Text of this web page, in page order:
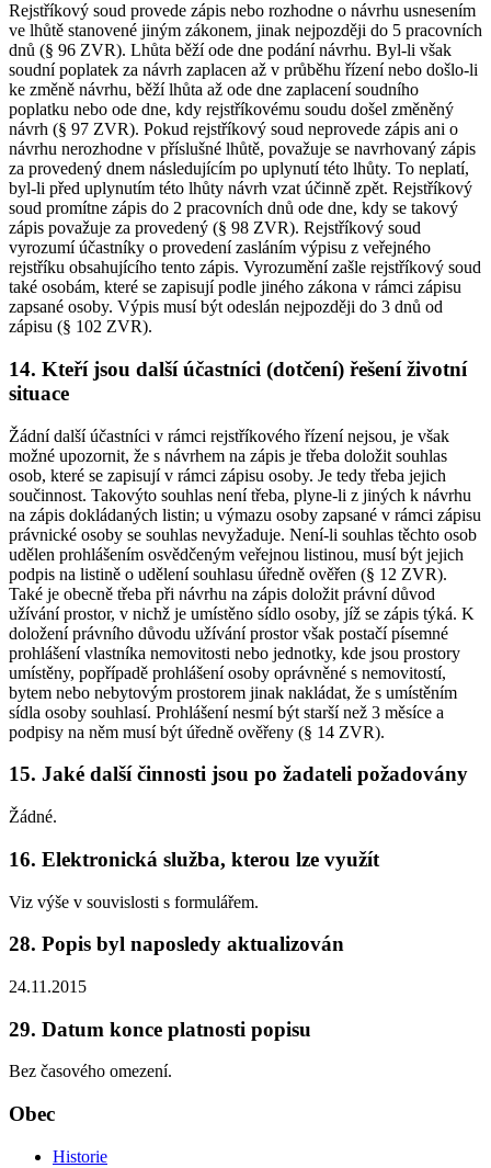
Rejstříkový soud provede zápis nebo rozhodne o návrhu usnesením
ve lhůtě stanovené jiným zákonem, jinak nejpozději do 5 pracovních
dnů (§ 96 ZVR). Lhůta běží ode dne podání návrhu. Byl-li však
soudní poplatek za návrh zaplacen až v průběhu řízení nebo došlo-li
ke změně návrhu, běží lhůta až ode dne zaplacení soudního
poplatku nebo ode dne, kdy rejstříkovému soudu došel změněný
návrh (§ 97 ZVR). Pokud rejstříkový soud neprovede zápis ani o
návrhu nerozhodne v příslušné lhůtě, považuje se navrhovaný zápis
za provedený dnem následujícím po uplynutí této lhůty. To neplatí,
byl-li před uplynutím této lhůty návrh vzat účinně zpět. Rejstříkový
soud promítne zápis do 2 pracovních dnů ode dne, kdy se takový
zápis považuje za provedený (§ 98 ZVR). Rejstříkový soud
vyrozumí účastníky o provedení zasláním výpisu z veřejného
rejstříku obsahujícího tento zápis. Vyrozumění zašle rejstříkový soud
také osobám, které se zapisují podle jiného zákona v rámci zápisu
zapsané osoby. Výpis musí být odeslán nejpozději do 3 dnů od
zápisu (§ 102 ZVR).
14. Kteří jsou další účastníci (dotčení) řešení životní
situace
Žádní další účastníci v rámci rejstříkového řízení nejsou, je však
možné upozornit, že s návrhem na zápis je třeba doložit souhlas
osob, které se zapisují v rámci zápisu osoby. Je tedy třeba jejich
součinnost. Takovýto souhlas není třeba, plyne-li z jiných k návrhu
na zápis dokládaných listin; u výmazu osoby zapsané v rámci zápisu
právnické osoby se souhlas nevyžaduje. Není-li souhlas těchto osob
udělen prohlášením osvědčeným veřejnou listinou, musí být jejich
podpis na listině o udělení souhlasu úředně ověřen (§ 12 ZVR).
Také je obecně třeba při návrhu na zápis doložit právní důvod
užívání prostor, v nichž je umístěno sídlo osoby, jíž se zápis týká. K
doložení právního důvodu užívání prostor však postačí písemné
prohlášení vlastníka nemovitosti nebo jednotky, kde jsou prostory
umístěny, popřípadě prohlášení osoby oprávněné s nemovitostí,
bytem nebo nebytovým prostorem jinak nakládat, že s umístěním
sídla osoby souhlasí. Prohlášení nesmí být starší než 3 měsíce a
podpisy na něm musí být úředně ověřeny (§ 14 ZVR).
15. Jaké další činnosti jsou po žadateli požadovány
Žádné.
16. Elektronická služba, kterou lze využít
Viz výše v souvislosti s formulářem.
28. Popis byl naposledy aktualizován
24.11.2015
29. Datum konce platnosti popisu
Bez časového omezení.
Obec
Historie